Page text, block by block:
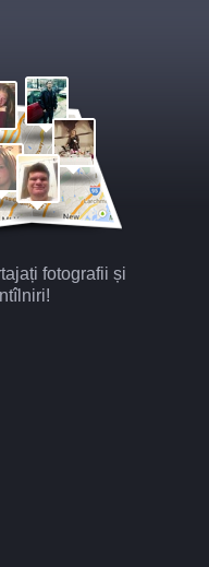
fotografii și